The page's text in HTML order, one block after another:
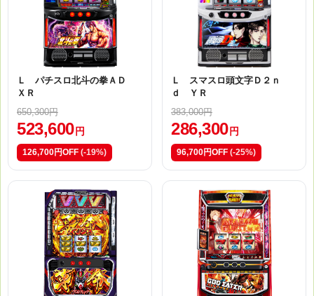
Ｌ パチスロ北斗の拳ＡＤ
ＸＲ
650,300円
523,600 円
126,700円OFF (-19%)
Ｌ スマスロ頭文字Ｄ２ｎ
ｄ ＹＲ
383,000円
286,300 円
96,700円OFF (-25%)